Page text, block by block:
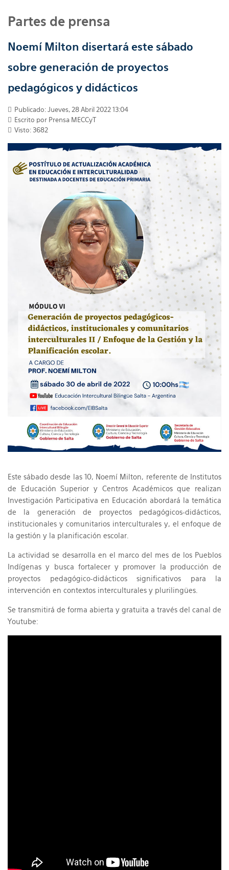
Partes de prensa
Noemí Milton disertará este sábado
sobre generación de proyectos
pedagógicos y didácticos
Publicado: Jueves, 28 Abril 2022 13:04
Escrito por Prensa MECCyT
Visto: 3682
Este sábado desde las 10, Noemí Milton, referente de Institutos
de Educación Superior y Centros Académicos que realizan
Investigación Participativa en Educación abordará la temática
de la generación de proyectos pedagógicos-didácticos,
institucionales y comunitarios interculturales y, el enfoque de
la gestión y la planificación escolar.
La actividad se desarrolla en el marco del mes de los Pueblos
Indígenas y busca fortalecer y promover la producción de
proyectos pedagógico-didácticos significativos para la
intervención en contextos interculturales y plurilingües.
Se transmitirá de forma abierta y gratuita a través del canal de
Youtube: